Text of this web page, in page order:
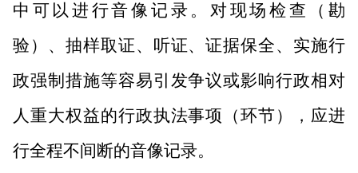
中可以进行音像记录。对现场检查（勘
验）、抽样取证、听证、证据保全、实施行
政强制措施等容易引发争议或影响行政相对
人重大权益的行政执法事项（环节），应进
行全程不间断的音像记录。